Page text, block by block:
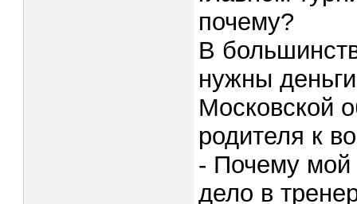
почему?
В
нужны
Московской
родителя к
- Почему мой
дело в